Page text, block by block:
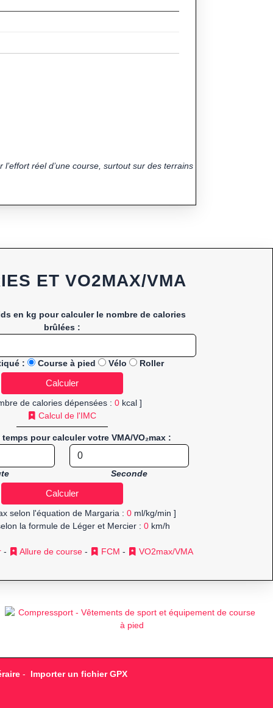
réel d’une course, surtout sur des terrains
ET VO2MAX/VMA
en kg pour calculer le nombre de calories
brûlées :
: Course à pied Vélo Roller
de calories dépensées : 0 kcal ]
Calcul de l'IMC
pour calculer votre VMA/VO₂max :
Seconde
selon l'équation de Margaria : 0ml/kg/min ]
la formule de Léger et Mercier : 0 km/h
- Allure de course- FCM - VO2max/VMA
- Importer un fichier GPX